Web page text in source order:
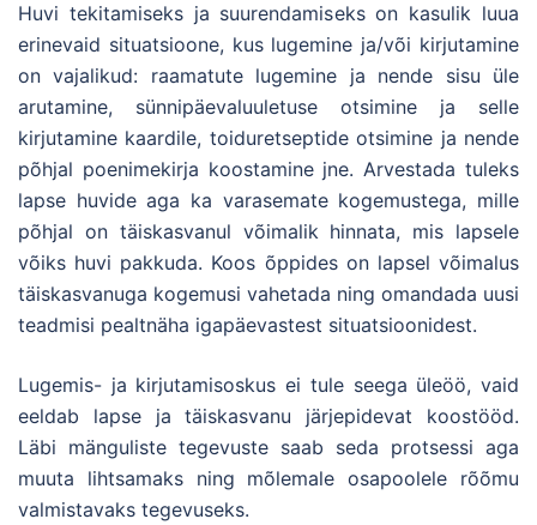
Huvi tekitamiseks ja suurendamiseks on kasulik luua
erinevaid situatsioone, kus lugemine ja/või kirjutamine
on vajalikud: raamatute lugemine ja nende sisu üle
arutamine, sünnipäevaluuletuse otsimine ja selle
kirjutamine kaardile, toiduretseptide otsimine ja nende
põhjal poenimekirja koostamine jne. Arvestada tuleks
lapse huvide aga ka varasemate kogemustega, mille
põhjal on täiskasvanul võimalik hinnata, mis lapsele
võiks huvi pakkuda. Koos õppides on lapsel võimalus
täiskasvanuga kogemusi vahetada ning omandada uusi
teadmisi pealtnäha igapäevastest situatsioonidest.
Lugemis- ja kirjutamisoskus ei tule seega üleöö, vaid
eeldab lapse ja täiskasvanu järjepidevat koostööd.
Läbi mänguliste tegevuste saab seda protsessi aga
muuta lihtsamaks ning mõlemale osapoolele rõõmu
valmistavaks tegevuseks.